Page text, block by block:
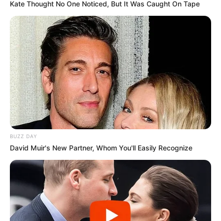
Τελευταία νέα
Θεσσαλονίκη: Τι αλλάζει στις
λεωφορειακές γραμμές με τη
λειτουργία της επέκτασης του Μετρό
Kate Thought No One Noticed, But It Was Caught On Tape
BUZZ DAY
David Muir's New Partner, Whom You'll Easily Recognize